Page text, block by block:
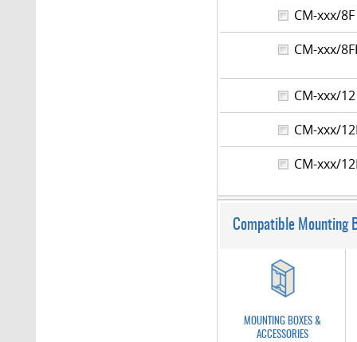
CM-xxx/8F
CM-xxx/
CM-xxx/12
CM-xxx/
CM-xxx/
Compatible Mounting
MOUNTING BOXES &
ACCESSORIES